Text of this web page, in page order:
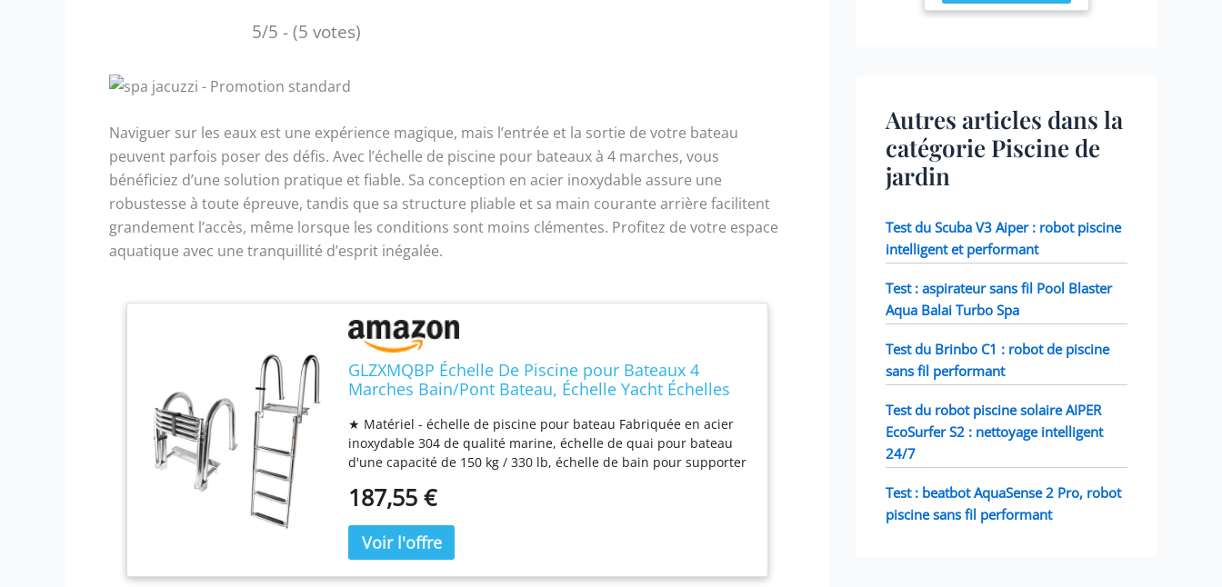
5/5 - (5 votes)
Naviguer sur les eaux est une expérience magique, mais l’entrée et la sortie de votre bateau
peuvent parfois poser des défis. Avec l’échelle de piscine pour bateaux à 4 marches, vous
bénéficiez d’une solution pratique et fiable. Sa conception en acier inoxydable assure une
robustesse à toute épreuve, tandis que sa structure pliable et sa main courante arrière facilitent
grandement l’accès, même lorsque les conditions sont moins clémentes. Profitez de votre espace
aquatique avec une tranquillité d’esprit inégalée.
GLZXMQBP Échelle De Piscine pour Bateaux 4
Marches Bain/Pont Bateau, Échelle Yacht Échelles
Courante Bateau en Acier Inoxydable Pliantes
★ Matériel - échelle de piscine pour bateau Fabriquée en acier
inoxydable 304 de qualité marine, échelle de quai pour bateau
d'une capacité de 150 kg / 330 lb, échelle de bain pour supporter
Échelle intérieure avec entrée arrière - l'échelle de piscine pour
à dégagement rapide, conception autoportante universelle
unique ne nécessitant pas de support; ★ Large barreau et main
courante - échelles de bain Marches télescopiques extra larges
187,55 €
Blue Navy.
Autres articles dans la
catégorie Piscine de
jardin
Test du Scuba V3 Aiper : robot piscine
intelligent et performant
Test : aspirateur sans fil Pool Blaster
Aqua Balai Turbo Spa
Test du Brinbo C1 : robot de piscine
sans fil performant
Test du robot piscine solaire AIPER
EcoSurfer S2 : nettoyage intelligent
24/7
Test : beatbot AquaSense 2 Pro, robot
piscine sans fil performant